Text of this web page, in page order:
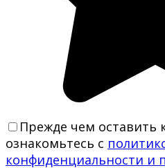
Прежде чем оставить
ознакомьтесь с
конфиденциальности и